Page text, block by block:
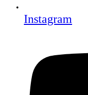
Instagram